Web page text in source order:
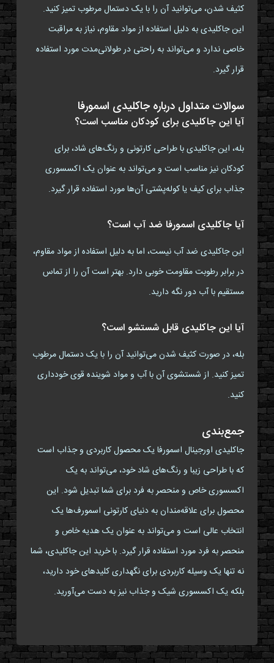
کثیف شدن، می‌توانید آن را با یک دستمال مرطوب تمیز کنید.
این جاکلیدی به دلیل استفاده از مواد مقاوم، نیاز به مراقبت
خاصی ندارد و می‌تواند به راحتی در طولانی‌مدت مورد استفاده
قرار گیرد.
سوالات متداول درباره جاکلیدی اسمورفا
آیا این جاکلیدی برای کودکان مناسب است؟
بله، این جاکلیدی با طراحی کارتونی و رنگ‌های شاد، برای
کودکان نیز مناسب است و می‌تواند به عنوان یک اکسسوری
جذاب برای کیف یا کوله‌پشتی آن‌ها مورد استفاده قرار گیرد.
آیا جاکلیدی اسمورفا ضد آب است؟
این جاکلیدی ضد آب نیست، اما به دلیل استفاده از مواد مقاوم،
در برابر رطوبت مقاومت خوبی دارد. بهتر است آن را از تماس
مستقیم با آب دور نگه دارید.
آیا این جاکلیدی قابل شستشو است؟
بله، در صورت کثیف شدن می‌توانید آن را با یک دستمال مرطوب
تمیز کنید. از شستشوی آن با آب و مواد شوینده قوی خودداری
کنید.
جمع‌بندی
جاکلیدی اورجینال اسمورفا یک محصول کاربردی و جذاب است
که با طراحی زیبا و رنگ‌های شاد خود، می‌تواند به یک
اکسسوری خاص و منحصر به فرد برای شما تبدیل شود. این
محصول برای علاقه‌مندان به دنیای کارتونی اسمورف‌ها یک
انتخاب عالی است و می‌تواند به عنوان یک هدیه خاص و
منحصر به فرد مورد استفاده قرار گیرد. با خرید این جاکلیدی، شما
نه تنها یک وسیله کاربردی برای نگهداری کلیدهای خود دارید،
بلکه یک اکسسوری شیک و جذاب نیز به دست می‌آورید.